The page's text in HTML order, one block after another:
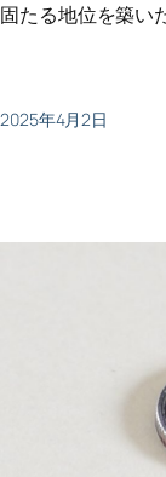
固たる地位を築い
2025年4月2日